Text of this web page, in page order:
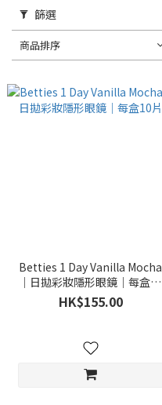
篩選
商品排序
Betties 1 Day Vanilla Mocha
｜日拋彩妝隱形眼鏡｜每盒10
片
HK$155.00